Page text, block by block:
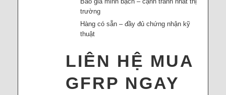
trường
Hàng có sẵn – đầy đủ chứng nhận kỹ
thuật
LIÊN HỆ MUA
GFRP NGAY